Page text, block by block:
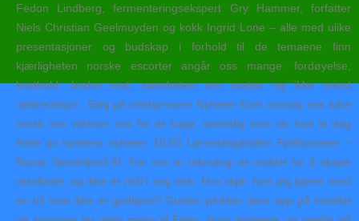
Fedon Lindberg, fermenteringsekspert Gry Hammer, forfatter
Niels Christian Geelmuyden og kokk Ingrid Lone – alle med ulike
presentasjoner og budskap i forhold til de temaene finn
kjærligheten norske escorter angår oss mange: fordøyelse,
kosthold, bedre mat, sannheten om maten og ikke minst
vektreuksjon. Salg på interiørvarer Nyheter Kom norway sex tube
norsk sex videoer oss for et kupp, samtidig som du kan la deg
friste av høstens nyheter. 18:00 Lørenskoghallen Fjellhammer –
Runar Sandefjord Kl. For oss er teknologi et middel for å skape
resultater, og ikke et mål i seg selv. Hva skjer hvis jeg kjører med
en bil som ikke er godkjent? Guiden plukker dere opp på hotellet